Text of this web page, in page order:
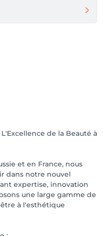
de la Beauté à
et en France, nous
dans notre nouvel
expertise, innovation
une large gamme de
à l'esthétique